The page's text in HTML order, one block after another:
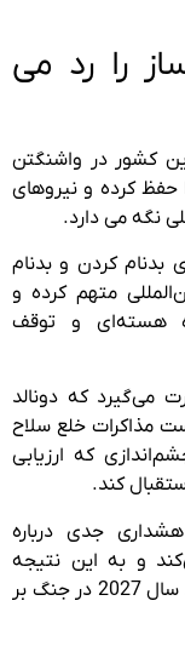
را رد می
کشور در واشنگتن
کرده و نیروهای
نگه می دارد.
بدنام کردن و بدنام
متهم کرده و
هسته‌ای و توقف
می‌گیرد که دونالد
مذاکرات خلع سلاح
که ارزیابی
کند.
جدی درباره
و به این نتیجه
می‌رسد که پکن معتقد است می‌تواند تا پایان سال 2027 در جنگ بر